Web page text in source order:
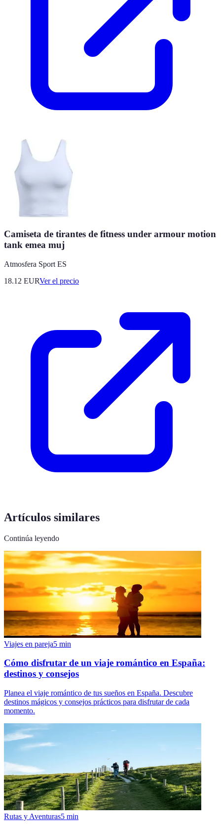
Camiseta de tirantes de fitness under armour motion
tank emea muj
Atmosfera Sport ES
18.12 EURVer el precio
Artículos similares
Continúa leyendo
Viajes en pareja5 min
Cómo disfrutar de un viaje romántico en España:
destinos y consejos
Planea el viaje romántico de tus sueños en España. Descubre
destinos mágicos y consejos prácticos para disfrutar de cada
momento.
Rutas y Aventuras5 min